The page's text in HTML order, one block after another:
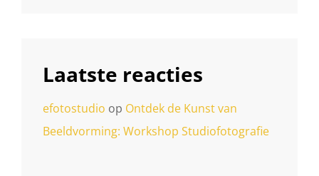
Laatste reacties
efotostudio op Ontdek de Kunst van
Beeldvorming: Workshop Studiofotografie